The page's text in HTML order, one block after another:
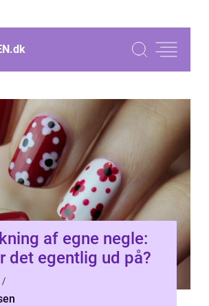
dk
af egne negle:
det egentlig ud på?